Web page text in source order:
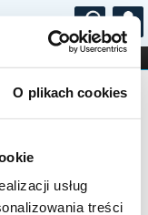
O plikach cookies
usług
treści
...
STAND-UP